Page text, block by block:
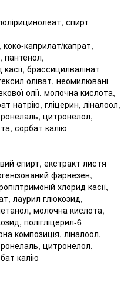
спирт
коко-каприлат/капрат,
пантенол,
брассицилвалінат
оліват, неомилювані
олії, молочна кислота,
натрію, гліцерин, ліналоол,
цитронелол,
сорбат калію
спирт, екстракт листя
фарнезен,
хлорид касії,
лаурил глюкозид,
молочна кислота,
полігліцерил-6
композиція, ліналоол,
цитронелол,
калію